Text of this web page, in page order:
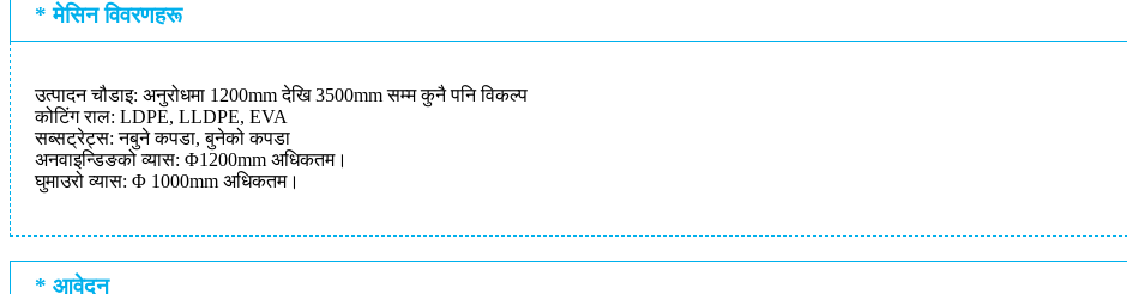
* मेसिन विवरणहरू
उत्पादन चौडाइ: अनुरोधमा 1200mm देखि 3500mm सम्म कुनै पनि विकल्प
कोटिंग राल: LDPE, LLDPE, EVA
सब्सट्रेट्स: नबुने कपडा, बुनेको कपडा
अनवाइन्डिङको व्यास: Φ1200mm अधिकतम।
घुमाउरो व्यास: Φ 1000mm अधिकतम।
* आवेदन